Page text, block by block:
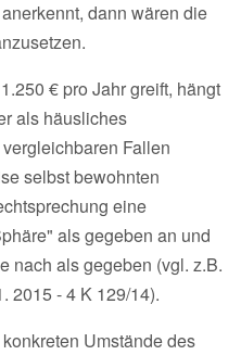
dann wären die
€ pro Jahr greift, hängt
als häusliches
Fallen
selbst bewohnten
eine
als gegeben an und
nach als gegeben (vgl. z.B.
2015 - 4 K 129/14).
Umstände des